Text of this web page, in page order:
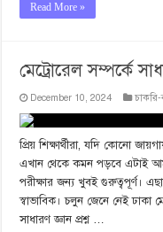
Read More »
মেট্রোরেল সম্পর্কে
December 10, 2024
প্রিয় শিক্ষার্থীরা, যদি কোনো
এখান থেকে কমন পড়বে এটাই
পরীক্ষার জন্য খুবই গুরুত্বপূর্ণ।
স্বাভাবিক। চলুন জেনে নেই ঢাকা
সাধারণ জ্ঞান প্রশ্ন …